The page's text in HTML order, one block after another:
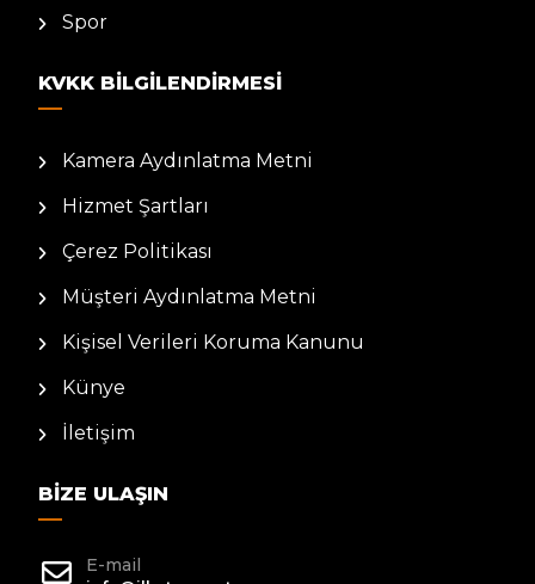
Spor
KVKK BILGILENDIRMESI
Kamera Aydınlatma Metni
Hizmet Şartları
Çerez Politikası
Müşteri Aydınlatma Metni
Kişisel Verileri Koruma Kanunu
Künye
İletişim
BIZE ULAŞIN
E-mail